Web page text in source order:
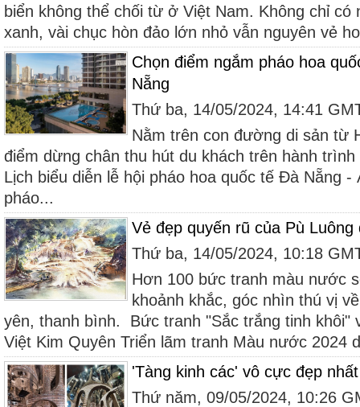
biển không thể chối từ ở Việt Nam. Không chỉ có
xanh, vài chục hòn đảo lớn nhỏ vẫn nguyên vẻ
Chọn điểm ngắm pháo hoa
Nẵng
Thứ ba, 14/05/2024, 14:41
Nằm trên con đường di sản từ
điểm dừng chân thu hút du khách trên hành
Lịch biểu diễn lễ hội pháo hoa quốc tế Đà Nẵng -
pháo...
Vẻ đẹp quyến rũ của Pù
Thứ ba, 14/05/2024, 10:18
Hơn 100 bức tranh màu nước
khoảnh khắc, góc nhìn thú vị
yên, thanh bình. Bức tranh "Sắc trắng tinh khôi"
Việt Kim Quyên Triển lãm tranh Màu nước 2024
'Tàng kinh các' vô cực đẹp
Thứ năm, 09/05/2024, 10:26